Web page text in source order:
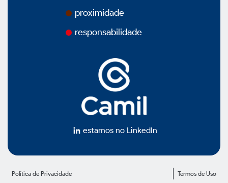
Podcasts
Governança Corporativa
Visão Geral
Estatuto Social
proximidade
responsabilidade
estamos no LinkedIn
Política de Privacidade Termos de Uso